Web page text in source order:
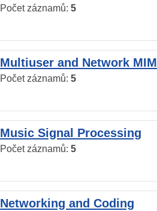
Počet záznamů: 5
Multiuser and Network
Počet záznamů: 5
Music Signal Processing
Počet záznamů: 5
Networking and Coding